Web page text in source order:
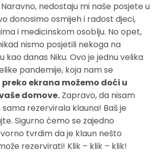
nedostaju mi naše posjete u
donosimo osmijeh i radost djeci,
i medicinskom osoblju. No opet,
nismo posjetili nekoga na
kao danas Niku. Ovo je jednu velika
pandemije, koja nam se
preko ekrana možemo doći u
domove. Zapravo, da nisam
sama rezervirala klauna! Baš je
Sigurno ćemo se zajedno
tvrdim da je klaun nešto
rezervirati! Klik – klik – klik!